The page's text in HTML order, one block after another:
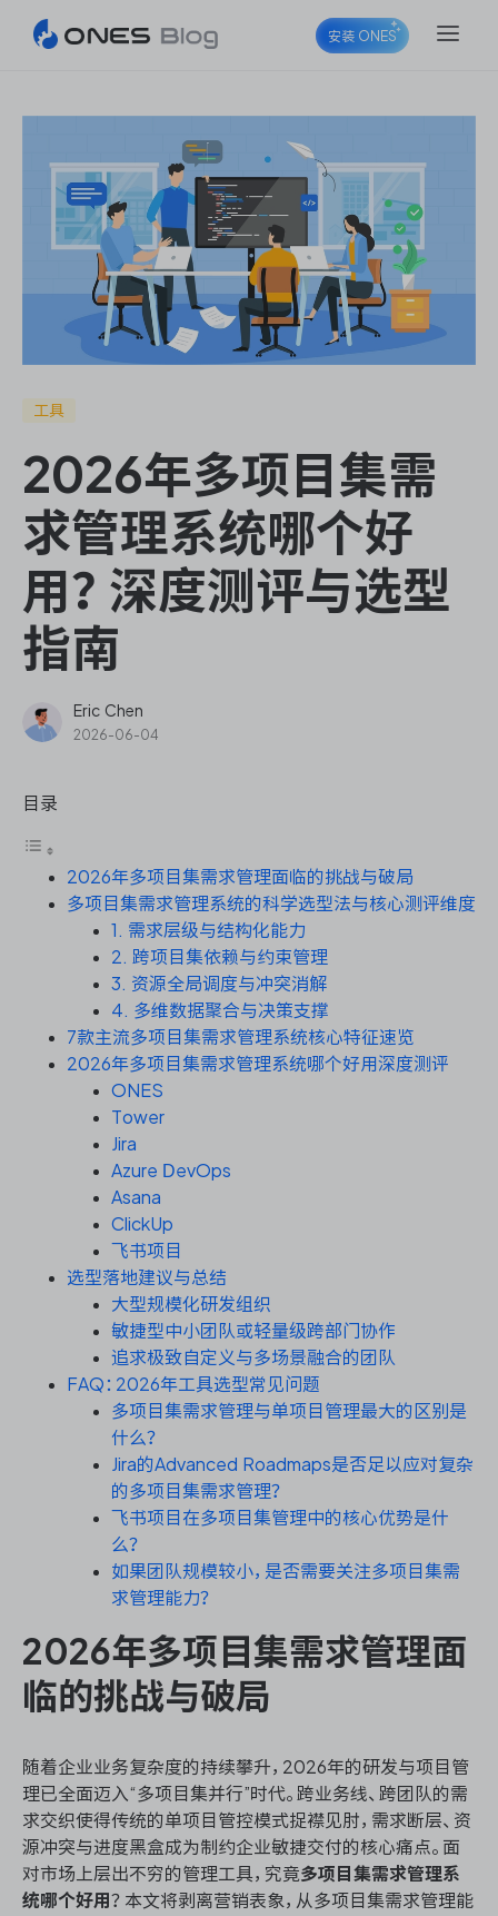
ONES Project
ONES Wiki
ONES Desk
ONES Assistant
敏捷研发管理
企业知识库管理
研发效能管理
资源和工时管理
服务台和工单管理
IPD 研发管理
ASPICE 研发管理
安装 ONES
工具
2026年多项目集需
求管理系统哪个好
用？深度测评与选型
指南
Eric Chen
2026-06-04
目录
2026年多项目集需求管理面临的挑战与破局
多项目集需求管理系统的科学选型法与核心测评维度
1. 需求层级与结构化能力
2. 跨项目集依赖与约束管理
3. 资源全局调度与冲突消解
4. 多维数据聚合与决策支撑
7款主流多项目集需求管理系统核心特征速览
2026年多项目集需求管理系统哪个好用深度测评
ONES
Tower
Jira
Azure DevOps
Asana
ClickUp
飞书项目
选型落地建议与总结
大型规模化研发组织
敏捷型中小团队或轻量级跨部门协作
追求极致自定义与多场景融合的团队
FAQ：2026年工具选型常见问题
多项目集需求管理与单项目管理最大的区别是
什么？
Jira的Advanced Roadmaps是否足以应对复杂
的多项目集需求管理？
飞书项目在多项目集管理中的核心优势是什
么？
如果团队规模较小，是否需要关注多项目集需
求管理能力？
2026年多项目集需求管理面
临的挑战与破局
随着企业业务复杂度的持续攀升，2026年的研发与项目管
理已全面迈入“多项目集并行”时代。跨业务线、跨团队的需
求交织使得传统的单项目管控模式捉襟见肘，需求断层、资
源冲突与进度黑盒成为制约企业敏捷交付的核心痛点。面
对市场上层出不穷的管理工具，究竟多项目集需求管理系
统哪个好用 ？本文将剥离营销表象，从多项目集需求管理能